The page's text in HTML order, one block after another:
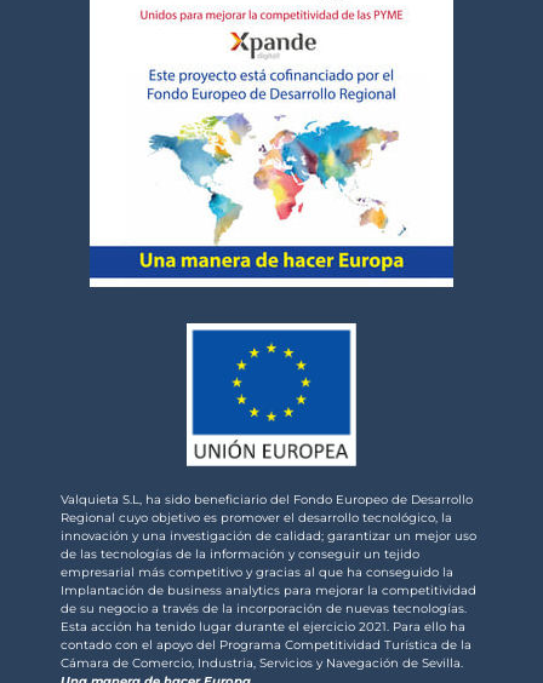
Valquieta S.L, ha sido beneficiario del Fondo Europeo de Desarrollo
Regional cuyo objetivo es promover el desarrollo tecnológico, la
innovación y una investigación de calidad; garantizar un mejor uso
de las tecnologías de la información y conseguir un tejido
empresarial más competitivo y gracias al que ha conseguido la
Implantación de business analytics para mejorar la competitividad
de su negocio a través de la incorporación de nuevas tecnologías.
Esta acción ha tenido lugar durante el ejercicio 2021. Para ello ha
contado con el apoyo del Programa Competitividad Turística de la
Cámara de Comercio, Industria, Servicios y Navegación de Sevilla.